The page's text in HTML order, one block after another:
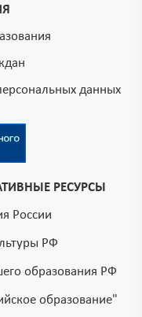
данных
РЕСУРСЫ
России
РФ
образования РФ
образование"